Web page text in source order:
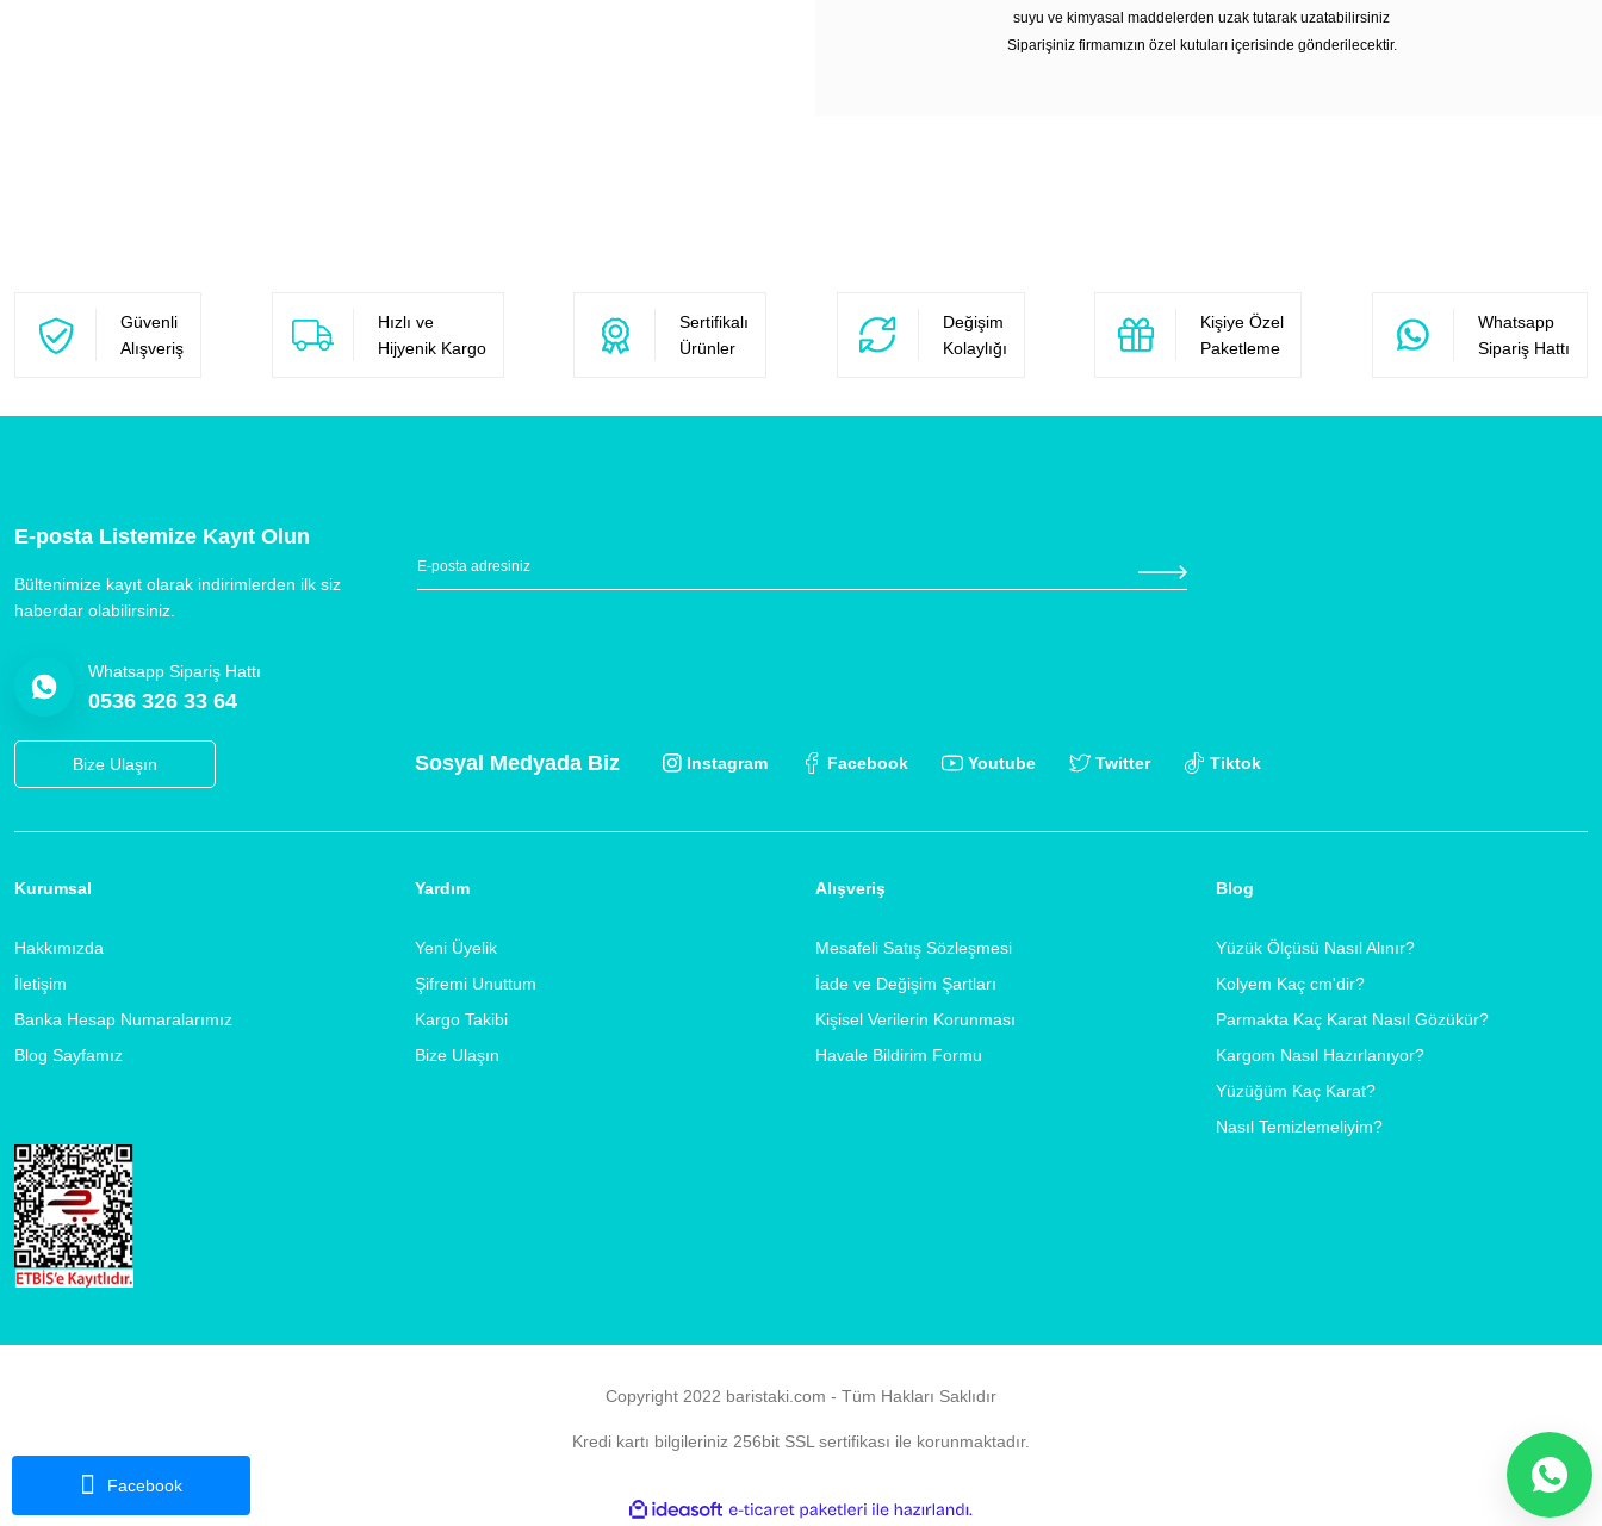
Facebook
suyu ve kimyasal maddelerden uzak tutarak uzatabilirsiniz
Siparişiniz firmamızın özel kutuları içerisinde gönderilecektir.
Güvenli
Alışveriş
Hızlı ve
Hijyenik Kargo
Sertifikalı
Ürünler
Değişim
Kolaylığı
Kişiye Özel
Paketleme
Whatsapp
Sipariş Hattı
E-posta Listemize Kayıt Olun
Bültenimize kayıt olarak indirimlerden ilk siz
haberdar olabilirsiniz.
Whatsapp Sipariş Hattı
0536 326 33 64
Bize Ulaşın Sosyal Medyada Biz Instagram Facebook Youtube Twitter Tiktok
Kurumsal
Hakkımızda
İletişim
Banka Hesap Numaralarımız
Blog Sayfamız
Yardım
Yeni Üyelik
Şifremi Unuttum
Kargo Takibi
Bize Ulaşın
Alışveriş
Mesafeli Satış Sözleşmesi
İade ve Değişim Şartları
Kişisel Verilerin Korunması
Havale Bildirim Formu
Blog
Yüzük Ölçüsü Nasıl Alınır?
Kolyem Kaç cm'dir?
Parmakta Kaç Karat Nasıl Gözükür?
Kargom Nasıl Hazırlanıyor?
Yüzüğüm Kaç Karat?
Nasıl Temizlemeliyim?
Copyright 2022 baristaki.com - Tüm Hakları Saklıdır
Kredi kartı bilgileriniz 256bit SSL sertifikası ile korunmaktadır.
ideasoft
e-